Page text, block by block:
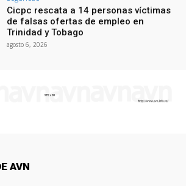
Cicpc rescata a 14 personas víctimas
de falsas ofertas de empleo en
Trinidad y Tobago
agosto 6, 2026
AVN